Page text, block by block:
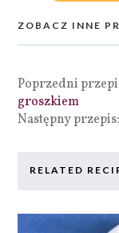
ZOBACZ INNE
Poprzedni
groszkiem
Następny przepis:
RELATED